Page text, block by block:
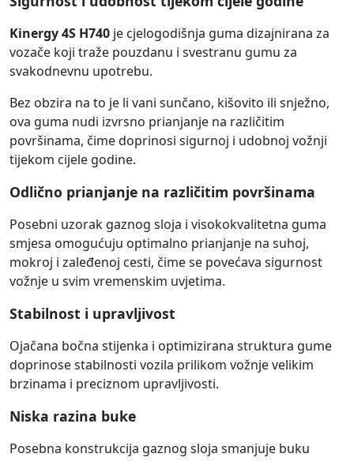
Kinergy 4S H740 je cjelogodišnja guma dizajnirana za
vozače koji traže pouzdanu i svestranu gumu za
svakodnevnu upotrebu.
Bez obzira na to je li vani sunčano, kišovito ili snježno,
ova guma nudi izvrsno prianjanje na različitim
površinama, čime doprinosi sigurnoj i udobnoj vožnji
tijekom cijele godine.
Odlično prianjanje na različitim površinama
Posebni uzorak gaznog sloja i visokokvalitetna guma
smjesa omogućuju optimalno prianjanje na suhoj,
mokroj i zaleđenoj cesti, čime se povećava sigurnost
vožnje u svim vremenskim uvjetima.
Stabilnost i upravljivost
Ojačana bočna stijenka i optimizirana struktura gume
doprinose stabilnosti vozila prilikom vožnje velikim
brzinama i preciznom upravljivosti.
Niska razina buke
Posebna konstrukcija gaznog sloja smanjuje buku